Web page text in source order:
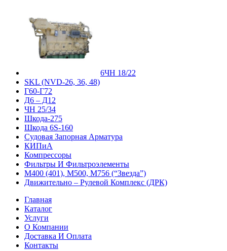
6ЧН 18/22
SKL (NVD-26, 36, 48)
Г60-Г72
Д6 – Д12
ЧН 25/34
Шкода-275
Шкода 6S-160
Судовая Запорная Арматура
КИПиА
Компрессоры
Фильтры И Фильтроэлементы
М400 (401), М500, М756 (“Звезда”)
Движительно – Рулевой Комплекс (ДРК)
Главная
Каталог
Услуги
О Компании
Доставка И Оплата
Контакты